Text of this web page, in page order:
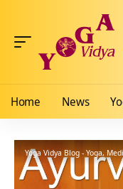
Home News
Yoga Vidya Blog - Yoga,